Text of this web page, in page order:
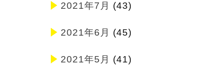
2021年7月 (43)
2021年6月 (45)
2021年5月 (41)